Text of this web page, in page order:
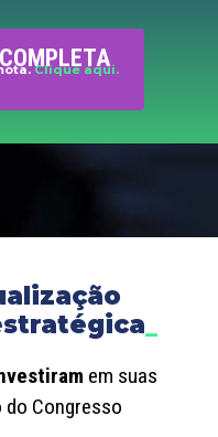
Clique aqui.
em suas
do Congresso